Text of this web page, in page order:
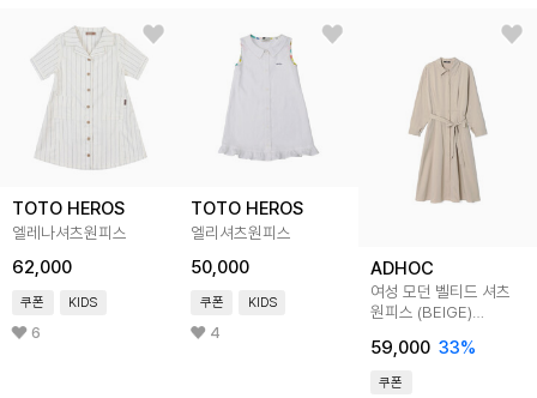
TOTO HEROS
엘레나셔츠원피스
62,000
쿠폰 KIDS
6
TOTO HEROS
엘리셔츠원피스
50,000
쿠폰 KIDS
4
ADHOC
여성 모던 벨티드 셔츠
원피스 (BEIGE)
59,000 33%
쿠폰